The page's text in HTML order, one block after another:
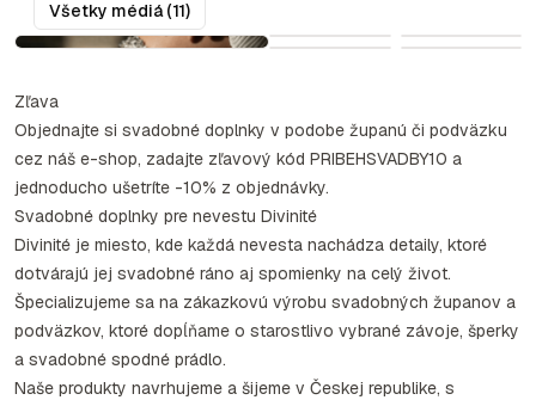
Všetky médiá (11)
Zľava
Objednajte si svadobné doplnky v podobe županú či podväzku
cez náš e-shop, zadajte zľavový kód PRIBEHSVADBY10 a
jednoducho ušetríte -10% z objednávky.
Svadobné doplnky pre nevestu Divinité
Divinité je miesto, kde každá nevesta nachádza detaily, ktoré
dotvárajú jej svadobné ráno aj spomienky na celý život.
Špecializujeme sa na zákazkovú výrobu svadobných županov a
podväzkov, ktoré dopĺňame o starostlivo vybrané závoje, šperky
a svadobné spodné prádlo.
Naše produkty navrhujeme a šijeme v Českej republike, s